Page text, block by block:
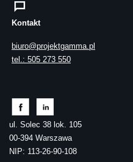
Kontakt
biuro@projektgamma.pl
tel.: 505 273 550
ul. Solec 38 lok. 105
00-394 Warszawa
NIP: 113-26-90-108